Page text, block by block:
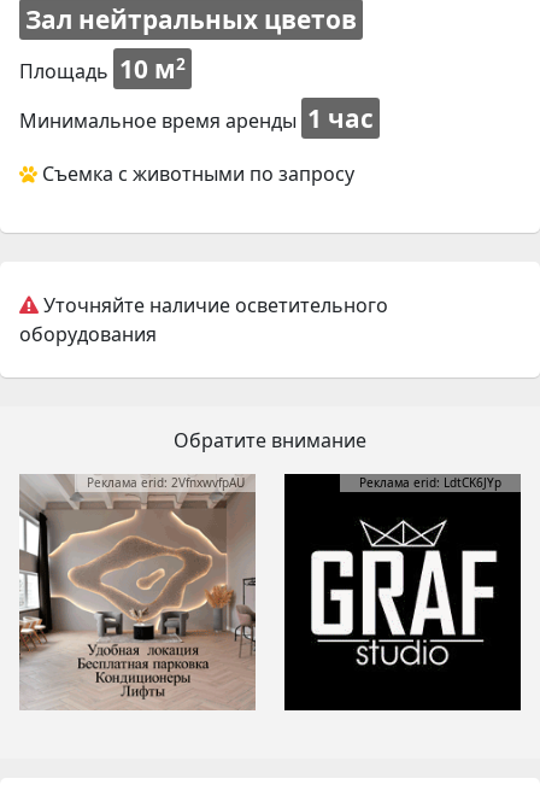
Зал нейтральных цветов
Площадь 10 м2
Минимальное время аренды 1 час
Съемка с животными по запросу
Уточняйте наличие осветительного
оборудования
Обратите внимание
Реклама erid: 2VfnxwvfpAU Реклама erid: LdtCK6JYp